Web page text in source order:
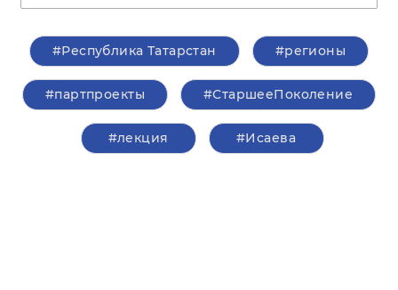
#Республика Татарстан #регионы
#партпроекты #СтаршееПоколение
#лекция #Исаева